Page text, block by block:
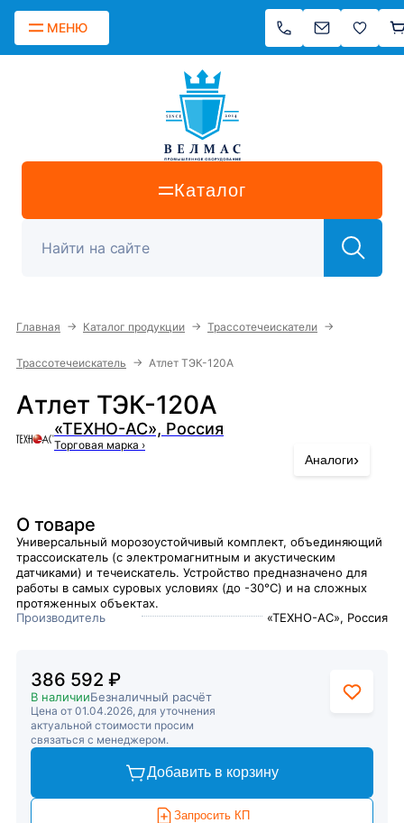
МЕНЮ
Каталог
Главная → Каталог продукции → Трассотечеискатели →
Трассотечеискатель → Атлет ТЭК-120А
Атлет ТЭК-120А
«ТЕХНО-АС», Россия
Торговая марка ›
Аналоги›
О товаре
Универсальный морозоустойчивый комплект, объединяющий
трассоискатель (с электромагнитным и акустическим
датчиками) и течеискатель. Устройство предназначено для
работы в самых суровых условиях (до -30°C) и на сложных
протяженных объектах.
Производитель
«ТЕХНО-АС», Россия
386 592 ₽
В наличииБезналичный расчёт
Цена от 01.04.2026, для уточнения
актуальной стоимости просим
связаться с менеджером.
Добавить в корзину
Запросить КП